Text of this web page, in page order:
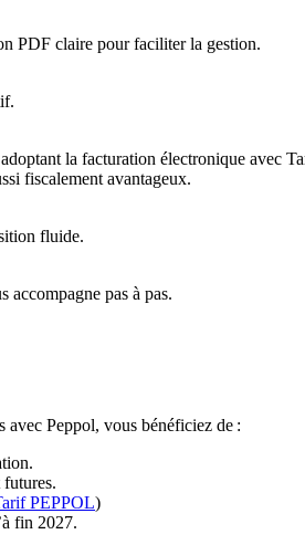
PDF claire pour faciliter la gestion.
la facturation électronique avec
fiscalement avantageux.
fluide.
accompagne pas à pas.
Peppol, vous bénéficiez de :
futures.
PEPPOL)
fin 2027.